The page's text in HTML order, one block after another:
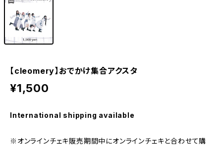
【cleomery】おでかけ集合アクスタ
¥1,500
International shipping available
※オンラインチェキ販売期間中にオンラインチェキと合わせて購